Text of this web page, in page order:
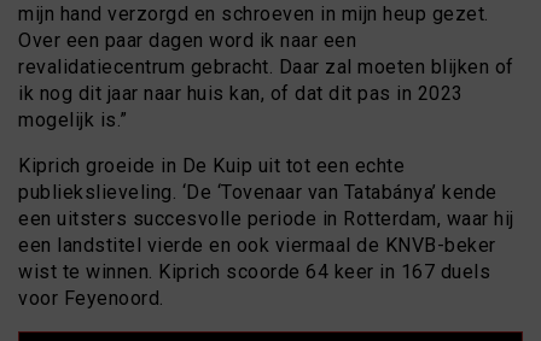
mijn hand verzorgd en schroeven in mijn heup gezet.
Over een paar dagen word ik naar een
revalidatiecentrum gebracht. Daar zal moeten blijken of
ik nog dit jaar naar huis kan, of dat dit pas in 2023
mogelijk is.”
Kiprich groeide in De Kuip uit tot een echte
publiekslieveling. ‘De ‘Tovenaar van Tatabánya’ kende
een uitsters succesvolle periode in Rotterdam, waar hij
een landstitel vierde en ook viermaal de KNVB-beker
wist te winnen. Kiprich scoorde 64 keer in 167 duels
voor Feyenoord.